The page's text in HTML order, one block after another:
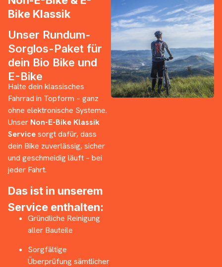
Bike Klassik
Unser Rundum-
Sorglos-Paket für
dein Bio Bike und
E-Bike
Halte dein klassisches
Fahrrad in Topform – ganz
ohne elektronische Systeme.
Unser Non-E-Bike Klassik
Servicesorgt dafür, dass
dein Bike zuverlässig, sicher
und geschmeidig läuft – bei
jeder Fahrt.
Das ist in unserem
Service enthalten:
Gründliche Reinigung
aller Bauteile
Sorgfältige
Überprüfung sämtlicher